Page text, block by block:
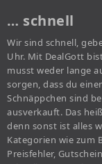
… schnell
Wir sind schnell,
Uhr. Mit DealGott
musst weder lange
sorgen, dass du
Schnäppchen sind
ausverkauft. Das
denn sonst ist alles
Kategorien wie zum
Preisfehler,